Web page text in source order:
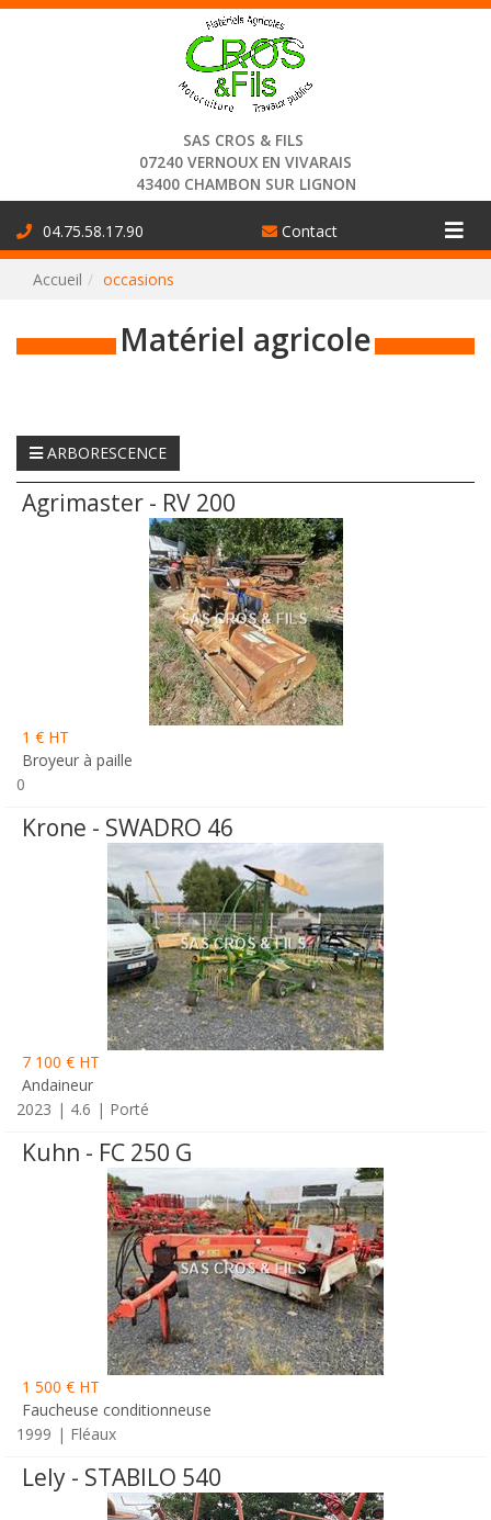
Connexion
SAS CROS & FILS
07240 VERNOUX EN VIVARAIS
43400 CHAMBON SUR LIGNON
04.75.58.17.90 Contact
la
Accueil occasions
Matériel agricole
ARBORESCENCE
Agrimaster - RV 200
1 € HT
Broyeur à paille
0
Krone - SWADRO 46
7 100 € HT
Andaineur
2023
4.6 Porté
Kuhn - FC 250 G
1 500 € HT
Faucheuse conditionneuse
1999
Fléaux
Lely - STABILO 540